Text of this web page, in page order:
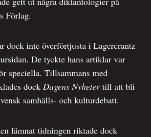
Förlag.
dock inte överförtjusta i Lagercrantz
De tyckte hans artiklar var
speciella. Tillsammans med
dock Dagens Nyhetertill att bli
samhälls- och kulturdebatt.
lämnat tidningen riktade dock